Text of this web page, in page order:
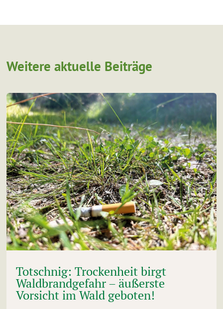
Weitere aktuelle Beiträge
Totschnig: Trockenheit birgt
Waldbrandgefahr – äußerste
Vorsicht im Wald geboten!